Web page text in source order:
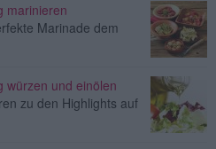
marinieren
Marinade dem
würzen und einölen
zu den Highlights auf